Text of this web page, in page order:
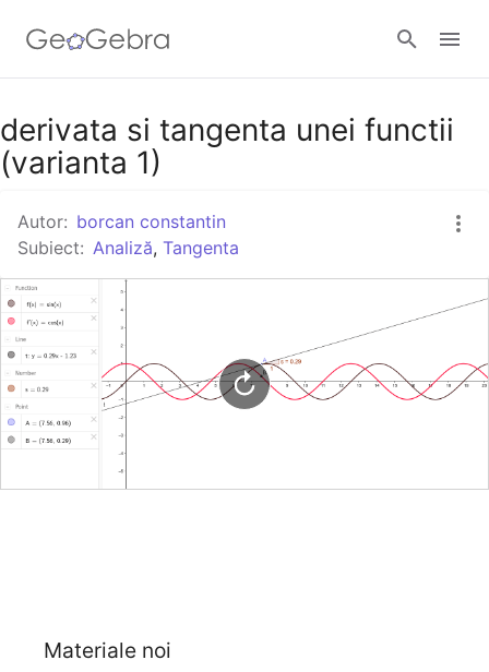
Google Classroom
Autentificare
derivata si tangenta unei functii
(varianta 1)
Autor: borcan constantin
Subiect: Analiză, Tangenta
Materiale noi